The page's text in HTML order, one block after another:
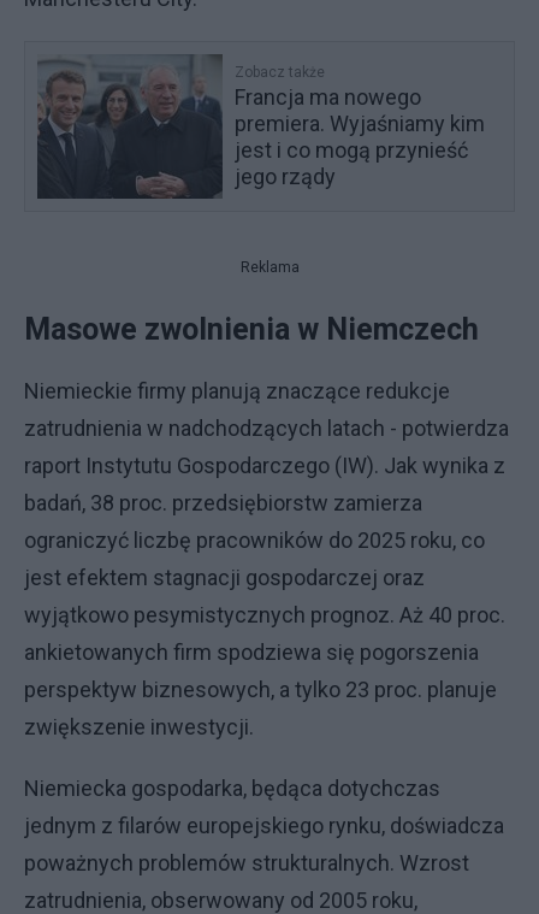
Zobacz także
Francja ma nowego
premiera. Wyjaśniamy kim
jest i co mogą przynieść
jego rządy
Reklama
Masowe zwolnienia w Niemczech
Niemieckie firmy planują znaczące redukcje
zatrudnienia w nadchodzących latach - potwierdza
raport Instytutu Gospodarczego (IW). Jak wynika z
badań, 38 proc. przedsiębiorstw zamierza
ograniczyć liczbę pracowników do 2025 roku, co
jest efektem stagnacji gospodarczej oraz
wyjątkowo pesymistycznych prognoz. Aż 40 proc.
ankietowanych firm spodziewa się pogorszenia
perspektyw biznesowych, a tylko 23 proc. planuje
zwiększenie inwestycji.
Niemiecka gospodarka, będąca dotychczas
jednym z filarów europejskiego rynku, doświadcza
poważnych problemów strukturalnych. Wzrost
zatrudnienia, obserwowany od 2005 roku,